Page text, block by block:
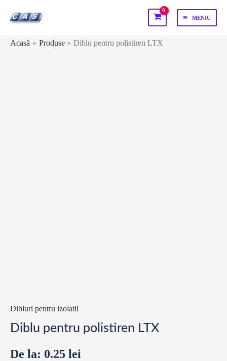
MAIN
MENIU
Acasă Produse Diblu pentru polistiren LTX
Dibluri pentru izolatii
Diblu pentru polistiren LTX
De la: 0.25 lei